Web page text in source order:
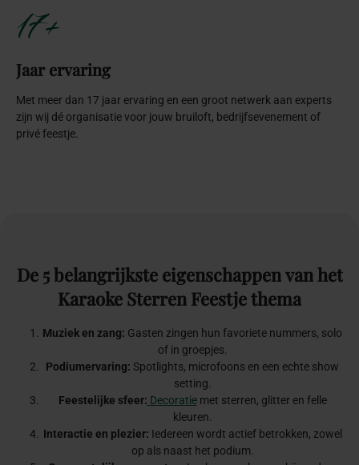
17+
Jaar ervaring
Met meer dan 17 jaar ervaring en een groot netwerk aan experts
zijn wij dé organisatie voor jouw bruiloft, bedrijfsevenement of
privé feestje.
De 5belangrijkste eigenschappenvanhet
Karaoke Sterren Feestjethema
Muziek en zang: Gasten zingen hun favoriete nummers, solo
of in groepjes.
Podiumervaring: Spotlights, microfoons en een echte show
setting.
Feestelijke sfeer: Decoratiemet sterren, glitter en felle
kleuren.
Interactie en plezier: Iedereen wordt actief betrokken, zowel
op als naast het podium.